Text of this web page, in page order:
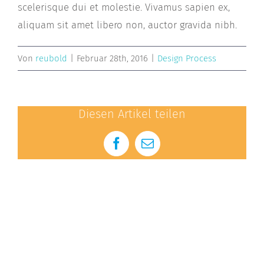
scelerisque dui et molestie. Vivamus sapien ex,
aliquam sit amet libero non, auctor gravida nibh.
Von reubold Februar 28th, 2016 Design Process
Diesen Artikel teilen
Facebook
E-
Mail